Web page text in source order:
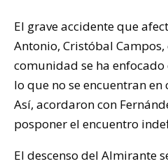
El grave accidente que
Antonio, Cristóbal
comunidad se ha
lo que no se encuentran
Así, acordaron con
posponer el encuentro
El descenso del Almirante